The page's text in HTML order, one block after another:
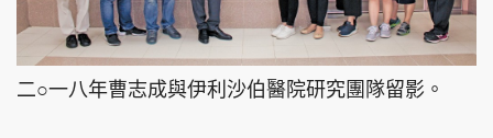
二○一八年曹志成與伊利沙伯醫院研究團隊留影。